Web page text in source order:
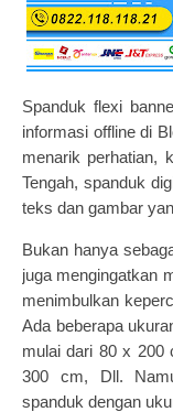
Spanduk flexi
informasi offline di
menarik perhatian,
Tengah, spanduk
teks dan gambar
Bukan hanya
juga mengingatkan
menimbulkan
Ada beberapa
mulai dari 80 x
300 cm, Dll.
spanduk dengan